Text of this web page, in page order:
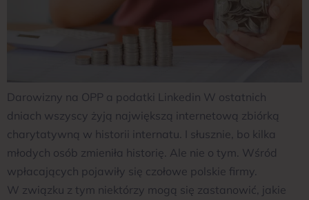
Darowizny na OPP a podatki Linkedin W ostatnich
dniach wszyscy żyją największą internetową zbiórką
charytatywną w historii internatu. I słusznie, bo kilka
młodych osób zmieniła historię. Ale nie o tym. Wśród
wpłacających pojawiły się czołowe polskie firmy.
W związku z tym niektórzy mogą się zastanowić, jakie